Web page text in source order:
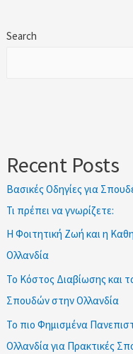
Search
Recent Posts
Βασικές Οδηγίες για
Τι πρέπει να γνωρίζετε:
Η Φοιτητική Ζωή και η
Ολλανδία
Το Κόστος Διαβίωσης και
Σπουδών στην Ολλανδία
Το πιο Φημισμένα
Ολλανδία για Πρακτικές